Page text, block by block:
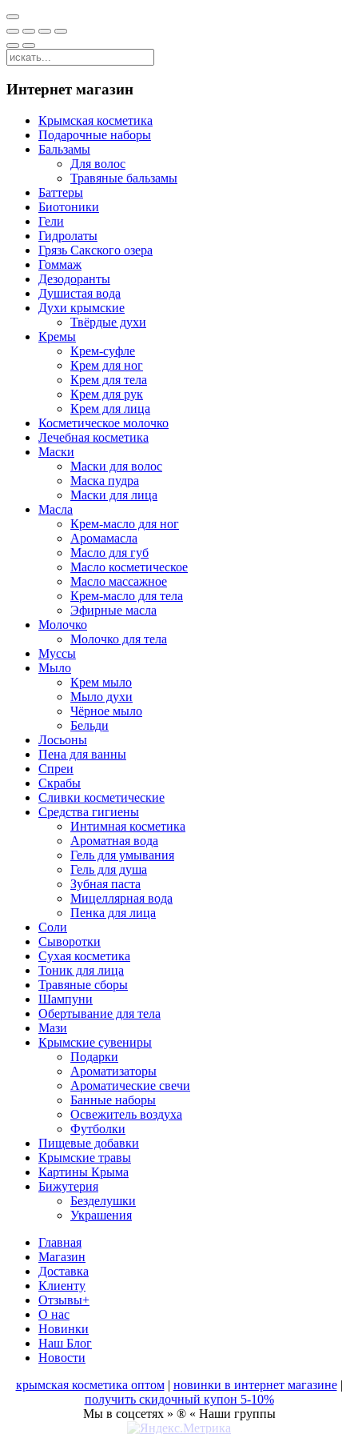
Интернет магазин
Крымская косметика
Подарочные наборы
Бальзамы
Для волос
Травяные бальзамы
Баттеры
Биотоники
Гели
Гидролаты
Грязь Сакского озера
Гоммаж
Дезодоранты
Душистая вода
Духи крымские
Твёрдые духи
Кремы
Крем-суфле
Крем для ног
Крем для тела
Крем для рук
Крем для лица
Косметическое молочко
Лечебная косметика
Маски
Маски для волос
Маска пудра
Маски для лица
Масла
Крем-масло для ног
Аромамасла
Масло для губ
Масло косметическое
Масло массажное
Крем-масло для тела
Эфирные масла
Молочко
Молочко для тела
Муссы
Мыло
Крем мыло
Мыло духи
Чёрное мыло
Бельди
Лосьоны
Пена для ванны
Спреи
Скрабы
Сливки косметические
Средства гигиены
Интимная косметика
Ароматная вода
Гель для умывания
Гель для душа
Зубная паста
Мицеллярная вода
Пенка для лица
Соли
Сыворотки
Сухая косметика
Тоник для лица
Травяные сборы
Шампуни
Обертывание для тела
Мази
Крымские сувениры
Подарки
Ароматизаторы
Ароматические свечи
Банные наборы
Освежитель воздуха
Футболки
Пищевые добавки
Крымские травы
Картины Крыма
Бижутерия
Безделушки
Украшения
Главная
Магазин
Доставка
Клиенту
Отзывы+
О нас
Новинки
Наш Блог
Новости
крымская косметика оптом| новинки в интернет магазине|
получить скидочный купон 5-10%
Мы в соцсетях » ® « Наши группы